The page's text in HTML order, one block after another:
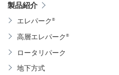
製品紹介
エレパーク ®
高層エレパーク ®
ロータリパーク
地下方式